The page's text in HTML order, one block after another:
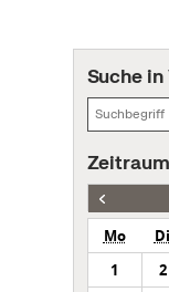
Suche
Mo Di
1
2